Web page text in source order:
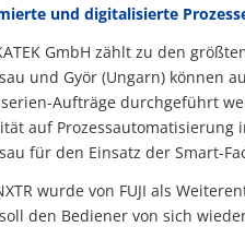
und digitalisierte
GmbH zählt zu den
und Györ (Ungarn) können
Aufträge durchgeführt
auf Prozessautomatisierung
für den Einsatz der Smart-
wurde von FUJI als
den Bediener von sich